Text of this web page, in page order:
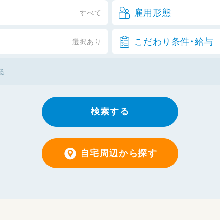
すべて 雇用形態
選択あり こだわり条件・給与
検索する
自宅周辺から探す